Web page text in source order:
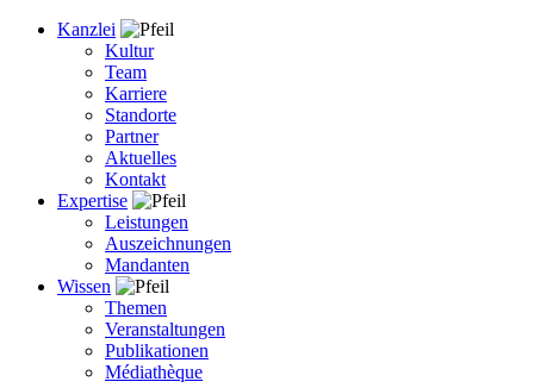
Kanzlei
Kultur
Team
Karriere
Standorte
Partner
Aktuelles
Kontakt
Expertise
Leistungen
Auszeichnungen
Mandanten
Wissen
Themen
Veranstaltungen
Publikationen
Médiathèque